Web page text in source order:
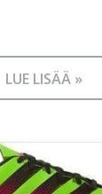
LUE LISÄÄ »